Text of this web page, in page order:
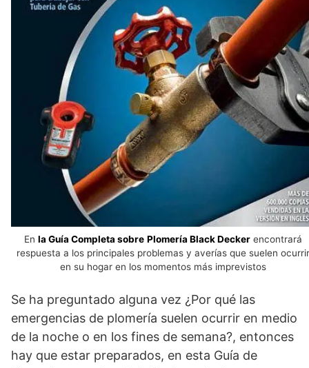
En la Guía Completa sobre Plomería Black Deckerencontrará
respuesta a los principales problemas y averías que suelen ocurrir
en su hogar en los momentos más imprevistos
Se ha preguntado alguna vez ¿Por qué las
emergencias de plomería suelen ocurrir en medio
de la noche o en los fines de semana?, entonces
hay que estar preparados, en esta Guía de